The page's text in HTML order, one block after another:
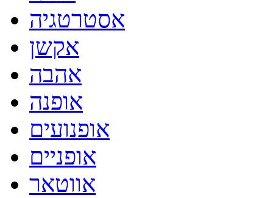
אסטרטגיה
אקשן
אהבה
אופנה
אופנועים
אופניים
אווטאר